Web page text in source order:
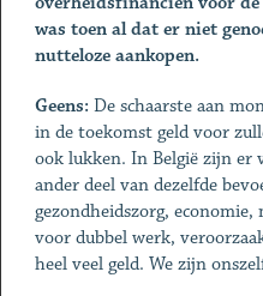
was toen al dat er niet
nutteloze aankopen.
Geens: De schaarste aan
in de toekomst geld voor
ook lukken. In België zijn er
ander deel van dezelfde
gezondheidszorg,
voor dubbel werk,
heel veel geld. We zijn